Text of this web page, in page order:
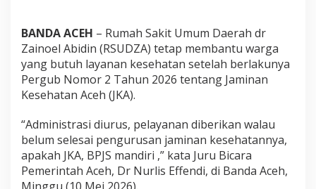
,
O
b
a
t
D
b
e
r
i
k
a
BANDA ACEH – Rumah Sakit Umum Daerah dr
Zainoel Abidin (RSUDZA) tetap membantu warga
yang butuh layanan kesehatan setelah berlakunya
Pergub Nomor 2 Tahun 2026 tentang Jaminan
Kesehatan Aceh (JKA).
“Administrasi diurus, pelayanan diberikan walau
belum selesai pengurusan jaminan kesehatannya,
apakah JKA, BPJS mandiri ,” kata Juru Bicara
Pemerintah Aceh, Dr Nurlis Effendi, di Banda Aceh,